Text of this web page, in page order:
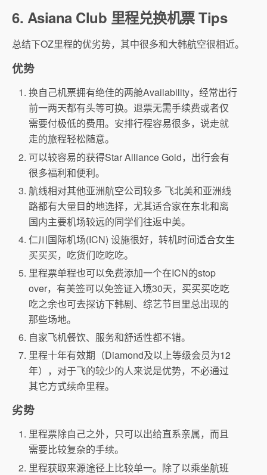
6. Asiana Club 里程兑换机票 Tips
总结下OZ里程的优劣势，其中很多和大韩航空很相近。
优势
换自己机票拥有绝佳的两舱Availability，经常出行
前一两天都有头等可换。退票无需手续费或者仅
需要付极低的费用。安排行程容易很多，说走就
走的旅程轻松随意。
可以较容易的获得Star Alliance Gold，出行会有
很多福利和便利。
航线相对其他亚洲航空公司较多 飞北美和亚洲线
路都有大量目的地选择，尤其适合家在东北和离
国内主要机场较远的同学们往返中美。
仁川国际机场(ICN) 设施很好，转机时间适合女生
买买买，吃货们吃吃吃。
里程票单程也可以免费添加一个在ICN的stop
over，有美签可以免签证入境30天，买买买吃吃
吃之余也可去探访下韩剧、综艺节目里总出现的
那些场地。
自家飞机餐饮、服务和舒适性都不错。
里程十年有效期（Diamond及以上等级会员为12
年），对于飞的较少的人来说是优势，不必通过
其它方式续命里程。
劣势
里程票除自己之外，只可以出给直系亲属，而且
需要比较复杂的手续。
里程获取来源途径上比较单一。除了以乘坐航班